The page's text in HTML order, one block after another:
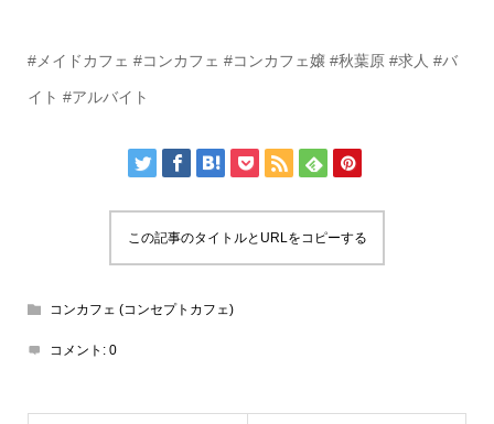
#メイドカフェ #コンカフェ #コンカフェ嬢 #秋葉原 #求人 #バ
イト #アルバイト
この記事のタイトルとURLをコピーする
コンカフェ (コンセプトカフェ)
コメント: 0